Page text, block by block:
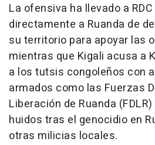
La ofensiva ha llevado a
directamente a Ruanda de
su territorio para apoyar las
mientras que Kigali acusa a
a los tutsis congoleños con
armados como las Fuerzas
Liberación de Ruanda
huidos tras el genocidio en
otras milicias locales.